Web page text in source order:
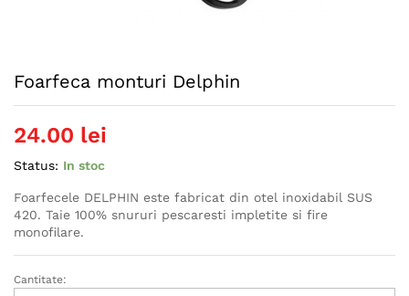
Foarfeca monturi Delphin
24.00 lei
Status: In stoc
Foarfecele DELPHIN este fabricat din otel inoxidabil SUS
420. Taie 100% snururi pescaresti impletite si fire
monofilare.
Foarfeca
Cantitate: